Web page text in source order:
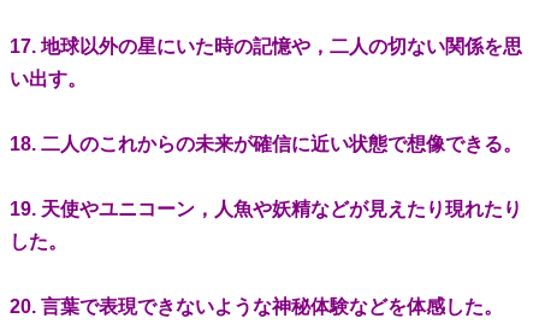
17. 地球以外の星にいた時の記憶や，二人の切ない関係を思
い出す。
18. 二人のこれからの未来が確信に近い状態で想像できる。
19. 天使やユニコーン，人魚や妖精などが見えたり現れたり
した。
20. 言葉で表現できないような神秘体験などを体感した。